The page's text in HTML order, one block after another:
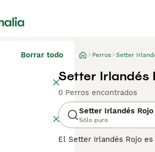
Borrar todo Perros Setter
Setter Irlandés
0 Perros encontrados
Setter Irlandés Rojo
Sólo puro
El Setter Irlandés Rojo